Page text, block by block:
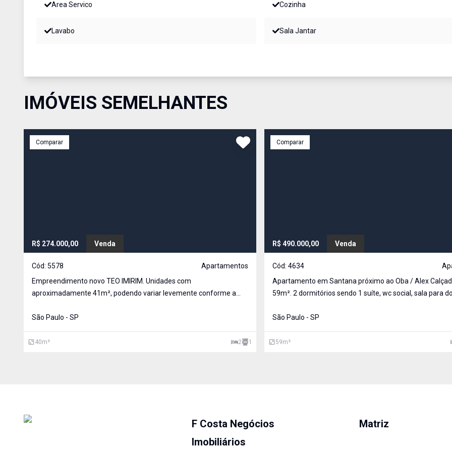
Area Servico Cozinha
Lavabo Sala Jantar
IMÓVEIS SEMELHANTES
Comparar
R$ 274.000,00 Venda
Cód: 5578
Apartamentos
Empreendimento novo TEO IMIRIM. Unidades com
aproximadamente 41m², podendo variar levemente conforme a
Condição especial por tempo limitado: os custos de ITBI e Registro
São Paulo - SP
40m² 2 1
Comparar
R$ 490.000,00 Venda
Cód: 4634
Apartamento em Santana próximo ao Oba / Alex
59m². 2 dormitórios sendo 1 suíte, wc social, sala para dois
aquecimento central, 2vagas e lazer completo, inclusive
São Paulo - SP
59m²
F Costa Negócios
Imobiliários
Matriz